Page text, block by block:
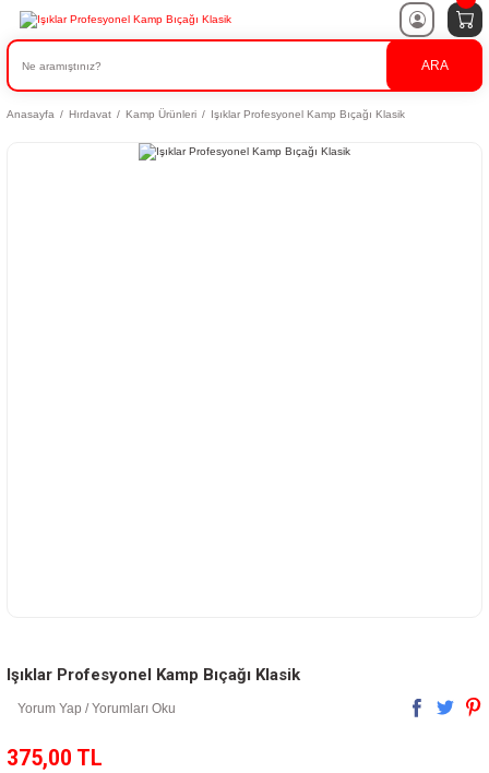
ARA
Anasayfa Hırdavat Kamp Ürünleri Işıklar Profesyonel Kamp Bıçağı Klasik
Işıklar Profesyonel Kamp Bıçağı Klasik
Yorum Yap / Yorumları Oku
375,00 TL